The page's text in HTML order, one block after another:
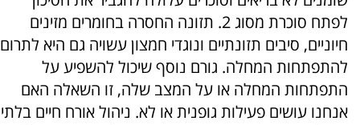
לפתח סוכרת מסוג 2. תזונה החסרה בחומרים מזינים
חיוניים, סיבים תזונתיים ונוגדי חמצון עשויה גם היא לתרום
להתפתחות המחלה. גורם נוסף שיכול להשפיע על
התפתחות המחלה או על המצב שלה, זו השאלה האם
אנחנו עושים פעילות גופנית או לא. ניהול אורח חיים בלתי